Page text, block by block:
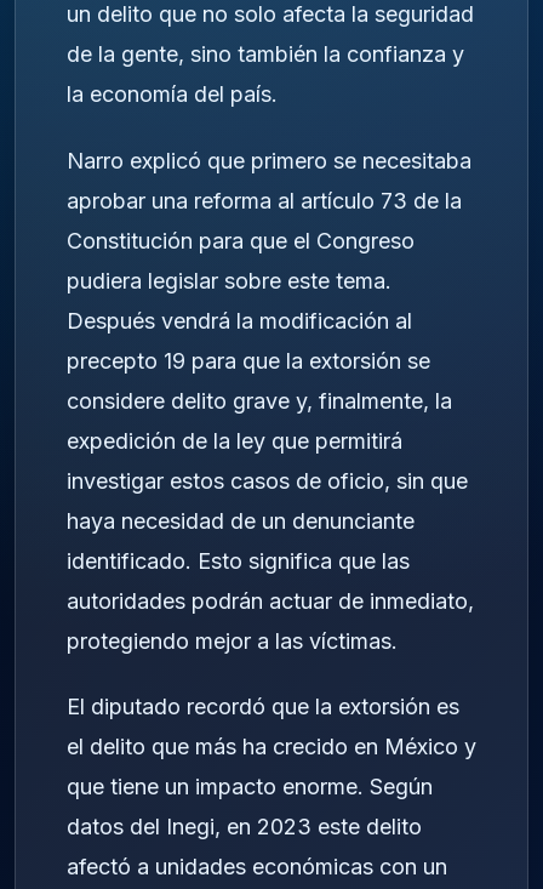
un delito que no solo afecta la seguridad
de la gente, sino también la confianza y
la economía del país.
Narro explicó que primero se necesitaba
aprobar una reforma al artículo 73 de la
Constitución para que el Congreso
pudiera legislar sobre este tema.
Después vendrá la modificación al
precepto 19 para que la extorsión se
considere delito grave y, finalmente, la
expedición de la ley que permitirá
investigar estos casos de oficio, sin que
haya necesidad de un denunciante
identificado. Esto significa que las
autoridades podrán actuar de inmediato,
protegiendo mejor a las víctimas.
El diputado recordó que la extorsión es
el delito que más ha crecido en México y
que tiene un impacto enorme. Según
datos del Inegi, en 2023 este delito
afectó a unidades económicas con un